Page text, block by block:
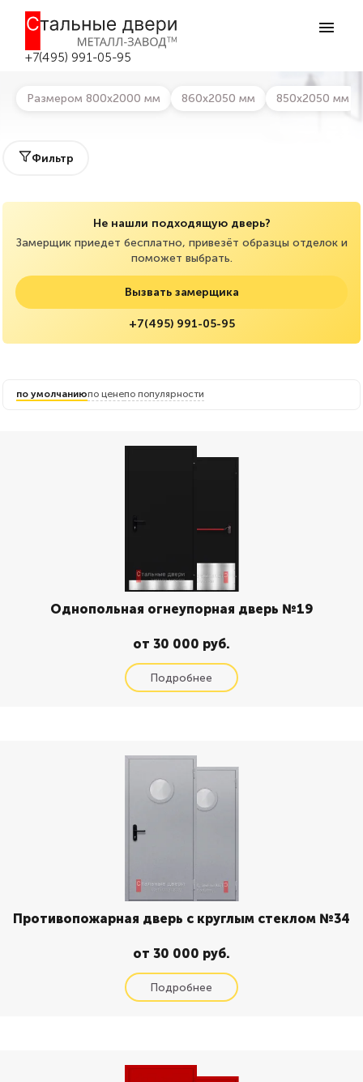
+7(495) 991-05-95
Противопожарные двери в
Дзержинском
Размером 800х2000 мм 860х2050 мм 850х2050 мм
Фильтр
Не нашли подходящую дверь?
Замерщик приедет бесплатно, привезёт образцы отделок и
поможет выбрать.
Вызвать замерщика
+7(495) 991-05-95
по умолчаниюпо ценепо популярности
Однопольная огнеупорная дверь №19
от 30 000 руб.
Противопожарная дверь с круглым стеклом №34
от 30 000 руб.